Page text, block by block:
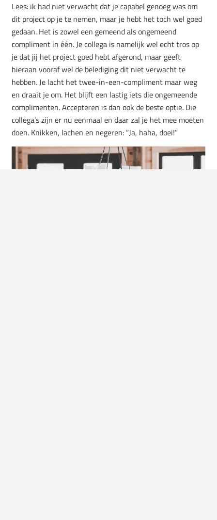
Lees: ik had niet verwacht dat je capabel genoeg was om
dit project op je te nemen, maar je hebt het toch wel goed
gedaan. Het is zowel een gemeend als ongemeend
compliment in één. Je collega is namelijk wel echt tros op
je dat jij het project goed hebt afgerond, maar geeft
hieraan vooraf wel de belediging dit niet verwacht te
hebben. Je lacht het twee-in-een-compliment maar weg
en draait je om. Het blijft een lastig iets die ongemeende
complimenten. Accepteren is dan ook de beste optie. Die
collega’s zijn er nu eenmaal en daar zal je het mee moeten
doen. Knikken, lachen en negeren: “Ja, haha, doei!”